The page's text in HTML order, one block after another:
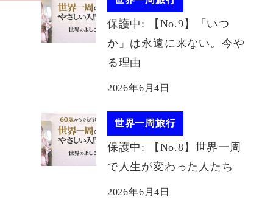
保護中: 【No.9】「いつ
か」は永遠に来ない。今や
る理由
2026年6月4日
世界一周旅行
保護中: 【No.8】世界一周
で人生が変わった人たち
2026年6月4日